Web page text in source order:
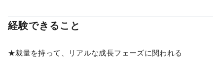
経験できること
★裁量を持って、リアルな成長フェーズに関われる